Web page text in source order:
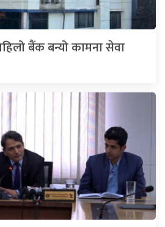
बैंक बन्यो कामना सेवा